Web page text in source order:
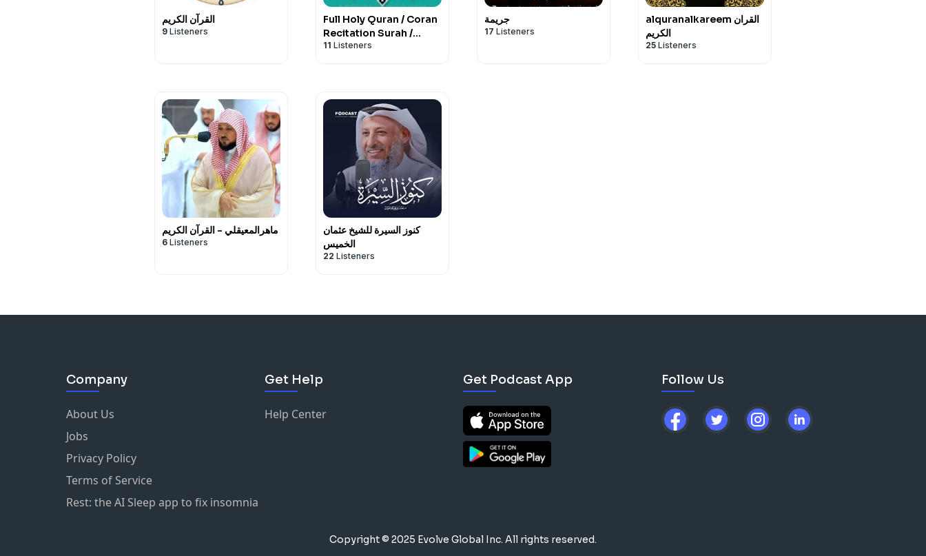
القرآن الكريم
9 Listeners
Full Holy Quran / Coran
Recitation Surah /
Sourate / Sura القرآن
11 Listeners
جريمة
17 Listeners
alquranalkareem القران
الكريم
25 Listeners
ماهرالمعيقلي - القرآن الكريم
6 Listeners
كنوز السيرة للشيخ عثمان
الخميس
22 Listeners
Company
About Us
Jobs
Privacy Policy
Terms of Service
Rest: the AI Sleep app to fix insomnia
Get Help
Help Center
Get Podcast App Follow Us
Copyright © 2025 Evolve Global Inc. All rights reserved.